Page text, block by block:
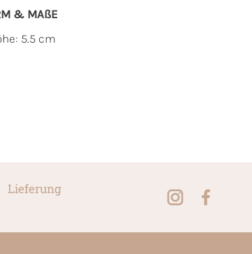
& MAẞE
5.5 cm
Lieferung